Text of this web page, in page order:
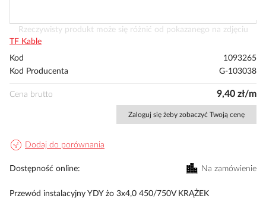
Przejdź
na
początek
Rzeczywisty produkt może się różnić od pokazanego na zdjęciu
TF Kable
Kod
1093265
Kod Producenta
G-103038
Cena brutto 9,40 zł/m
Zaloguj się żeby zobaczyć Twoją cenę
Dodaj do porównania
Dostępność online Na zamówienie
Przewód instalacyjny YDY żo 3x4,0 450/750V KRĄŻEK